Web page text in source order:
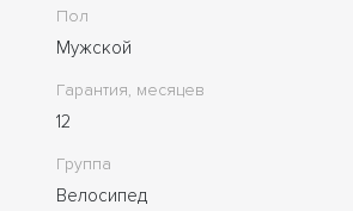
Пол
Мужской
Гарантия, месяцев
12
Группа
Велосипед